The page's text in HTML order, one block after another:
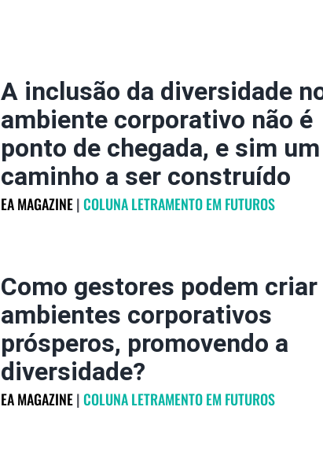
A inclusão da diversidade
ambiente corporativo não é
ponto de chegada, e sim um
caminho a ser construído
EA MAGAZINE|COLUNA LETRAMENTO EM FUTUROS
Como gestores podem criar
ambientes corporativos
prósperos, promovendo a
diversidade?
EA MAGAZINE|COLUNA LETRAMENTO EM FUTUROS